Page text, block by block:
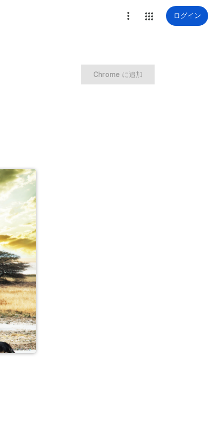
ログイン
Chrome に追加